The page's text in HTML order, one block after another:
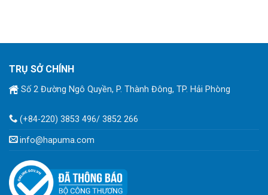
TRỤ SỞ CHÍNH
Số 2 Đường Ngô Quyền, P. Thành Đông, TP. Hải Phòng
(+84-220) 3853 496/ 3852 266
info@hapuma.com